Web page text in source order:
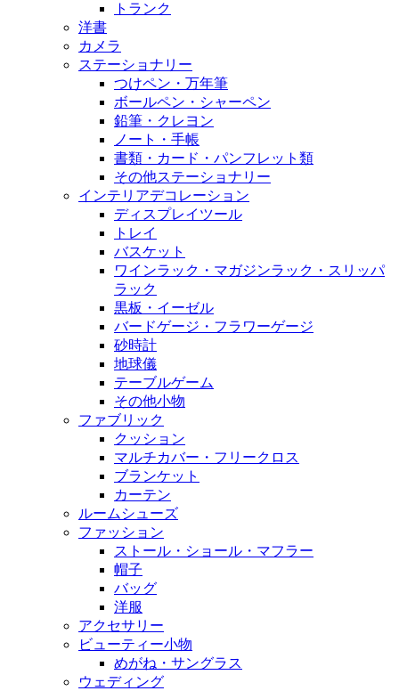
トランク
洋書
カメラ
ステーショナリー
つけペン・万年筆
ボールペン・シャーペン
鉛筆・クレヨン
ノート・手帳
書類・カード・パンフレット類
その他ステーショナリー
インテリアデコレーション
ディスプレイツール
トレイ
バスケット
ワインラック・マガジンラック・スリッパ
ラック
黒板・イーゼル
バードゲージ・フラワーゲージ
砂時計
地球儀
テーブルゲーム
その他小物
ファブリック
クッション
マルチカバー・フリークロス
ブランケット
カーテン
ルームシューズ
ファッション
ストール・ショール・マフラー
帽子
バッグ
洋服
アクセサリー
ビューティー小物
めがね・サングラス
ウェディング